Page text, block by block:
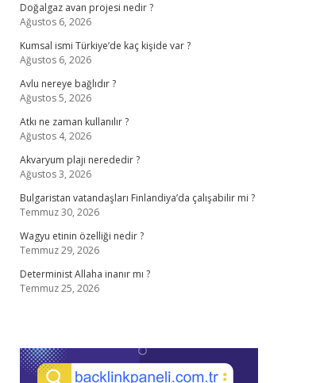
Doğalgaz avan projesi nedir ?
Ağustos 6, 2026
Kumsal ismi Türkiye’de kaç kişide var ?
Ağustos 6, 2026
Avlu nereye bağlıdır ?
Ağustos 5, 2026
Atkı ne zaman kullanılır ?
Ağustos 4, 2026
Akvaryum plajı nerededir ?
Ağustos 3, 2026
Bulgaristan vatandaşları Finlandiya’da çalışabilir mi ?
Temmuz 30, 2026
Wagyu etinin özelliği nedir ?
Temmuz 29, 2026
Determinist Allaha inanır mı ?
Temmuz 25, 2026